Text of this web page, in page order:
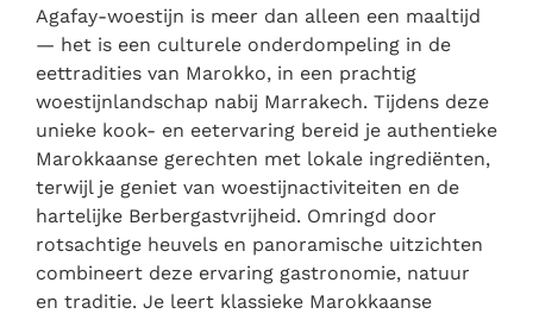
Agafay-woestijn is meer dan alleen een maaltijd
— het is een culturele onderdompeling in de
eettradities van Marokko, in een prachtig
woestijnlandschap nabij Marrakech. Tijdens deze
unieke kook- en eetervaring bereid je authentieke
Marokkaanse gerechten met lokale ingrediënten,
terwijl je geniet van woestijnactiviteiten en de
hartelijke Berbergastvrijheid. Omringd door
rotsachtige heuvels en panoramische uitzichten
combineert deze ervaring gastronomie, natuur
en traditie. Je leert klassieke Marokkaanse